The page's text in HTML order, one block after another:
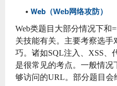
Web（Web网络攻防）
Web类题目大部分情况下和
关技能有关。主要考察选手
巧。诸如SQL注入、XSS、
是很常见的考点。一般情况
够访问的URL。部分题目会